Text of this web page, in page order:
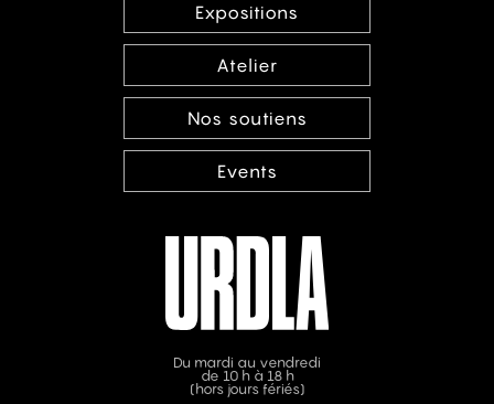
Expositions
Atelier
Nos soutiens
Events
Du mardi au vendredi
de 10 h à 18 h
(hors jours fériés)